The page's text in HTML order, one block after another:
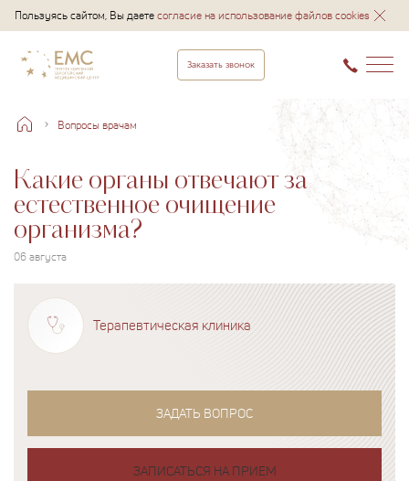
Пользуясь сайтом, Вы даетесогласие на использование файлов cookies
Заказать звонок
Вопросы врачам
Какие органы отвечают за
естественное очищение
организма?
06 августа
Терапевтическая клиника
ЗАДАТЬ ВОПРОС
ЗАПИСАТЬСЯ НА ПРИЕМ